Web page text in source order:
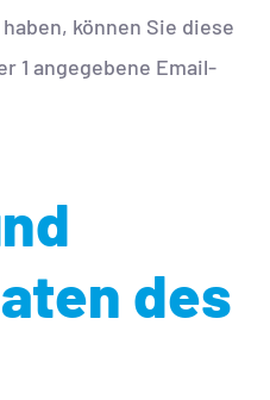
können Sie diese
1 angegebene Email-
des